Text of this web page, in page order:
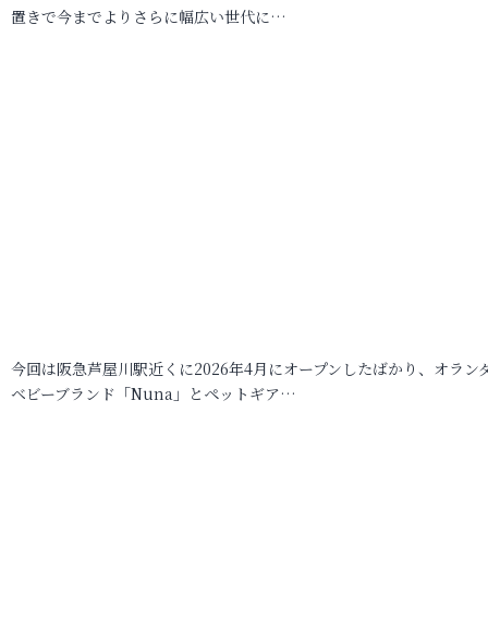
置きで今までよりさらに幅広い世代に…
今回は阪急芦屋川駅近くに2026年4月にオープンしたばかり、オラン
ベビーブランド「Nuna」とペットギア…